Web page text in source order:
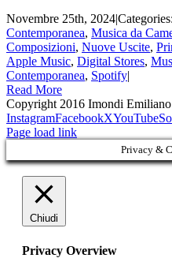
Novembre 25th, 2024|Categories:
Contemporanea, Musica da
Composizioni, Nuove Uscite,
Apple Music, Digital Stores,
Contemporanea, Spotify|
Read More
Copyright 2016 Imondi
InstagramFacebookXYouTube
Page load link
Privacy &
Chiudi
Privacy Overview